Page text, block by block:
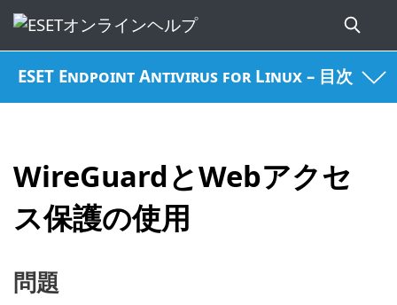
ESET Endpoint Antivirus for Linux – 目次
WireGuardとWebアクセ
ス保護の使用
問題